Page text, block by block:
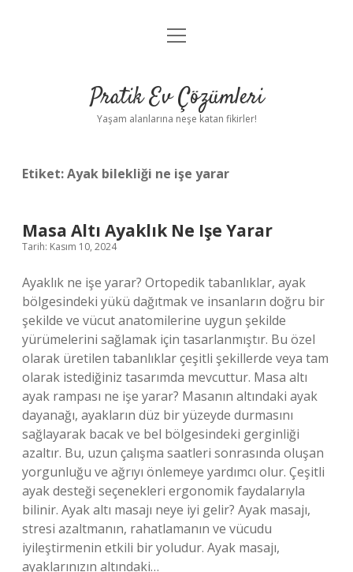
Anasayfa
Yasal Uyarı
menüyü
Pratik Ev Çözümleri
Yaşam alanlarına neşe katan fikirler!
Etiket:Ayak bilekliği ne işe yarar
Masa Altı Ayaklık Ne Işe Yarar
Tarih: Kasım 10, 2024
Ayaklık ne işe yarar? Ortopedik tabanlıklar, ayak
bölgesindeki yükü dağıtmak ve insanların doğru bir
şekilde ve vücut anatomilerine uygun şekilde
yürümelerini sağlamak için tasarlanmıştır. Bu özel
olarak üretilen tabanlıklar çeşitli şekillerde veya tam
olarak istediğiniz tasarımda mevcuttur. Masa altı
ayak rampası ne işe yarar? Masanın altındaki ayak
dayanağı, ayakların düz bir yüzeyde durmasını
sağlayarak bacak ve bel bölgesindeki gerginliği
azaltır. Bu, uzun çalışma saatleri sonrasında oluşan
yorgunluğu ve ağrıyı önlemeye yardımcı olur. Çeşitli
ayak desteği seçenekleri ergonomik faydalarıyla
bilinir. Ayak altı masajı neye iyi gelir? Ayak masajı,
stresi azaltmanın, rahatlamanın ve vücudu
iyileştirmenin etkili bir yoludur. Ayak masajı,
ayaklarınızın altındaki…